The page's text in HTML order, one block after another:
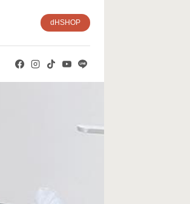
dHSHOP